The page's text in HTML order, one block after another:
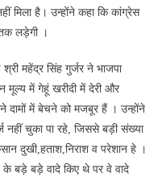
मिला है। उन्होंने कहा कि कांग्रेस
लड़ेगी ।
महेंद्र सिंह गुर्जर ने भाजपा
मूल्य में गेहूं खरीदी में देरी और
में बेचने को मजबूर हैं । उन्होंने
नहीं चुका पा रहे, जिससे बड़ी संख्या
दुखी,हताश,निराश व परेशान हे ।
बड़े बड़े वादे किए थे पर वे वादे